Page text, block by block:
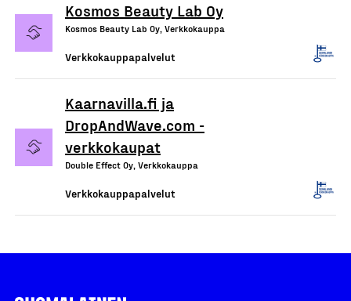
Kosmos Beauty Lab Oy
Kosmos Beauty Lab Oy, Verkkokauppa
Verkkokauppapalvelut
Kaarnavilla.fi ja
DropAndWave.com -
verkkokaupat
Double Effect Oy, Verkkokauppa
Verkkokauppapalvelut